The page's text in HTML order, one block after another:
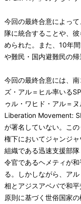
今回の最終合意によっ
隊に統合することや、
められた。また、10年
や難民・国内避難民の帰
今回の最終合意には、
ズ・アル＝ヒル率いる
ゥル・ワヒド・アル＝
Liberation Movement:
が署名していない。こ
権下においてジャンジ
組織である迅速支援部
令官であるヘメティが
る。しかしながら、ア
相とアジスアベバで和
原則に基づく世俗国家